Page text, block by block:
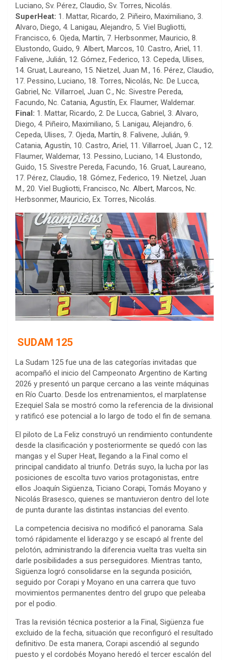
Luciano, Sv. Pérez, Claudio, Sv. Torres, Nicolás.
SuperHeat: 1. Mattar, Ricardo, 2. Piñeiro, Maximiliano, 3.
Alvaro, Diego, 4. Lanigau, Alejandro, 5. Viel Bugliotti,
Francisco, 6. Ojeda, Martín, 7. Herbsonmer, Mauricio, 8.
Elustondo, Guido, 9. Albert, Marcos, 10. Castro, Ariel, 11.
Falivene, Julián, 12. Gómez, Federico, 13. Cepeda, Ulises,
14. Gruat, Laureano, 15. Nietzel, Juan M., 16. Pérez, Claudio,
17. Pessino, Luciano, 18. Torres, Nicolás, Nc. De Lucca,
Gabriel, Nc. Villarroel, Juan C., Nc. Sivestre Pereda,
Facundo, Nc. Catania, Agustín, Ex. Flaumer, Waldemar.
Final: 1. Mattar, Ricardo, 2. De Lucca, Gabriel, 3. Alvaro,
Diego, 4. Piñeiro, Maximiliano, 5. Lanigau, Alejandro, 6.
Cepeda, Ulises, 7. Ojeda, Martín, 8. Falivene, Julián, 9.
Catania, Agustín, 10. Castro, Ariel, 11. Villarroel, Juan C., 12.
Flaumer, Waldemar, 13. Pessino, Luciano, 14. Elustondo,
Guido, 15. Sivestre Pereda, Facundo, 16. Gruat, Laureano,
17. Pérez, Claudio, 18. Gómez, Federico, 19. Nietzel, Juan
M., 20. Viel Bugliotti, Francisco, Nc. Albert, Marcos, Nc.
Herbsonmer, Mauricio, Ex. Torres, Nicolás.
SUDAM 125
La Sudam 125 fue una de las categorías invitadas que
acompañó el inicio del Campeonato Argentino de Karting
2026 y presentó un parque cercano a las veinte máquinas
en Río Cuarto. Desde los entrenamientos, el marplatense
Ezequiel Sala se mostró como la referencia de la divisional
y ratificó ese potencial a lo largo de todo el fin de semana.
El piloto de La Feliz construyó un rendimiento contundente
desde la clasificación y posteriormente se quedó con las
mangas y el Super Heat, llegando a la Final como el
principal candidato al triunfo. Detrás suyo, la lucha por las
posiciones de escolta tuvo varios protagonistas, entre
ellos Joaquín Sigüenza, Ticiano Corapi, Tomás Moyano y
Nicolás Brasesco, quienes se mantuvieron dentro del lote
de punta durante las distintas instancias del evento.
La competencia decisiva no modificó el panorama. Sala
tomó rápidamente el liderazgo y se escapó al frente del
pelotón, administrando la diferencia vuelta tras vuelta sin
darle posibilidades a sus perseguidores. Mientras tanto,
Sigüenza logró consolidarse en la segunda posición,
seguido por Corapi y Moyano en una carrera que tuvo
movimientos permanentes dentro del grupo que peleaba
por el podio.
Tras la revisión técnica posterior a la Final, Sigüenza fue
excluido de la fecha, situación que reconfiguró el resultado
definitivo. De esta manera, Corapi ascendió al segundo
puesto y el cordobés Moyano heredó el tercer escalón del